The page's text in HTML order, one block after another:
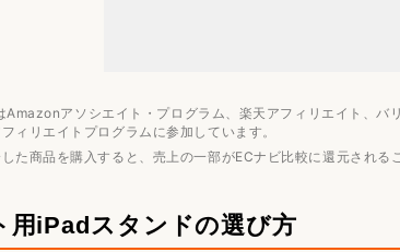
Amazonアソシエイト・プログラム、楽天アフィリエイト、バ
ィリエイトプログラムに参加しています。
た商品を購入すると、売上の一部がECナビ比較に還元される
用iPadスタンドの選び方